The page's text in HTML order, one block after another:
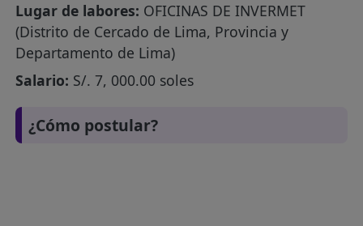
Lugar de labores: OFICINAS DE INVERMET
(Distrito de Cercado de Lima, Provincia y
Departamento de Lima)
Salario: S/. 7, 000.00 soles
¿Cómo postular?